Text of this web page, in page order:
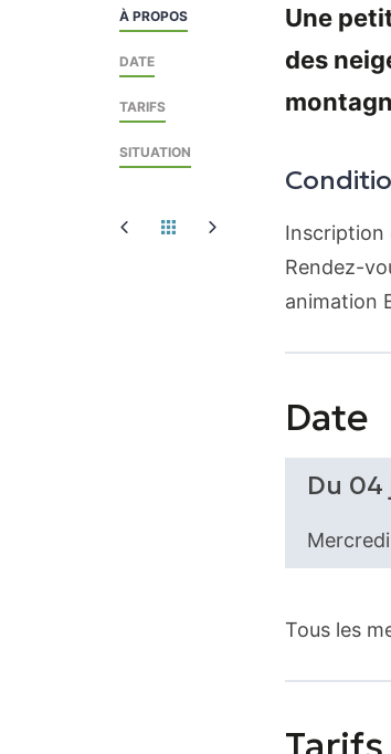
À PROPOS
DATE
TARIFS
SITUATION
Une
des
Inscription
Rendez-
animation
Date
Du
Mercredi
Tous les